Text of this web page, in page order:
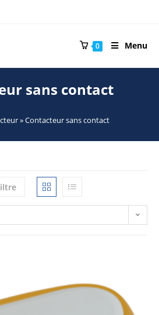
0 Menu
sans contact
»Contacteur sans contact